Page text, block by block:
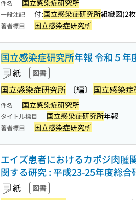
件名 国立感染症研究所
一般注記 付:国立感染症研究所組織図(2
著者標目 国立感染症研究所
国立感染症研究所年報 令和５年
紙 図書
国立感染症研究所 〔編〕 国立感染
件名 国立感染症研究所
タイトル標目 国立感染症研究所年報
著者標目 国立感染症研究所
エイズ患者におけるカポジ肉腫
関する研究 : 平成23-25年度総
紙 図書